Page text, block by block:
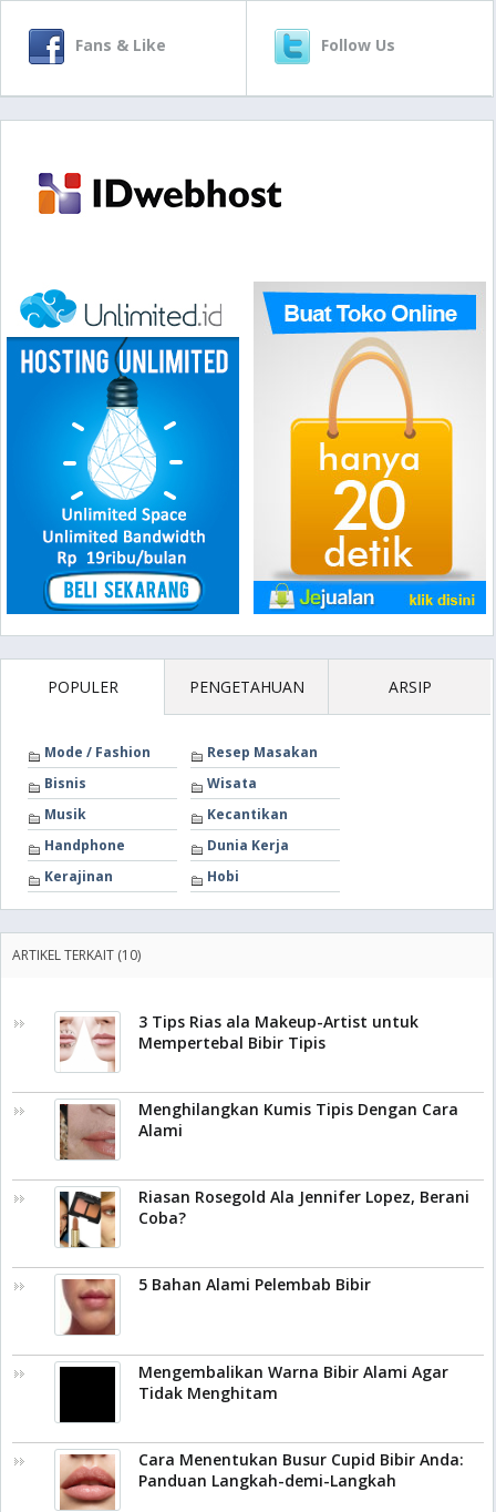
Fans & Like Follow Us
POPULER PENGETAHUAN ARSIP
Mode / Fashion
Resep Masakan
Bisnis
Wisata
Musik
Kecantikan
Handphone
Dunia Kerja
Kerajinan
Hobi
ARTIKEL TERKAIT (10)
3 Tips Rias ala Makeup-Artist untuk
Mempertebal Bibir Tipis
Menghilangkan Kumis Tipis Dengan Cara
Alami
Riasan Rosegold Ala Jennifer Lopez, Berani
Coba?
5 Bahan Alami Pelembab Bibir
Mengembalikan Warna Bibir Alami Agar
Tidak Menghitam
Cara Menentukan Busur Cupid Bibir Anda:
Panduan Langkah-demi-Langkah